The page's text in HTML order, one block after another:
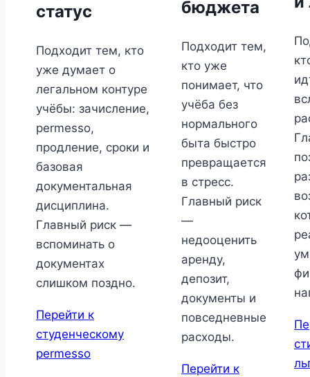
статус
Подходит тем, кто
уже думает о
легальном контуре
учёбы: зачисление,
permesso,
продление, сроки и
базовая
документальная
дисциплина.
Главный риск —
вспоминать о
документах
слишком поздно.
Перейти к
студенческому
permesso
бюджета
Подходит тем,
кто уже
понимает, что
учёба без
нормального
быта быстро
превращается
в стресс.
Главный риск
—
недооценить
аренду,
депозит,
документы и
повседневные
расходы.
Перейти к